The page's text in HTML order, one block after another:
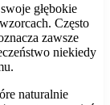
głębokie
Często
zawsze
niekiedy
naturalnie